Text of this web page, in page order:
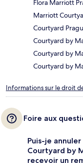
Flora Marriott
Marriott
Courtyard
Courtyard by
Courtyard by
Courtyard by
Informations sur le droit
Foire aux
Puis-je
Courtyard by
recevoir un